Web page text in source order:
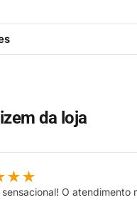
da loja
sensacional! O